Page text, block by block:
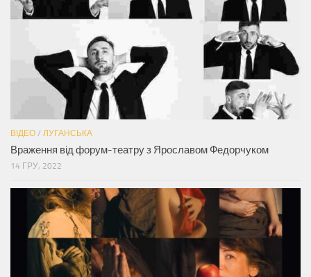
ВІДЕО / ЛУГАНСЬКА
Враження від форум-театру з Ярославом Федорчуком
14 ГРУ, 2022